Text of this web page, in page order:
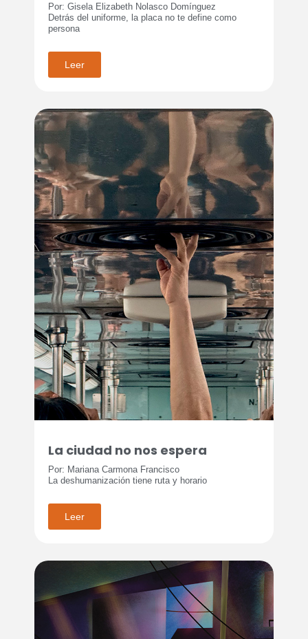
Por: Gisela Elizabeth Nolasco Domínguez
Detrás del uniforme, la placa no te define como
persona
Leer
La ciudad no nos espera
Por: Mariana Carmona Francisco
La deshumanización tiene ruta y horario
Leer